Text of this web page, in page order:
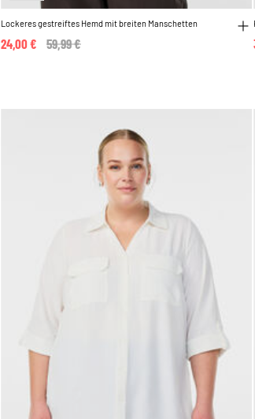
Lockeres gestreiftes Hemd mit breiten Manschetten
Price reduced from
59,99 €
24,00 €